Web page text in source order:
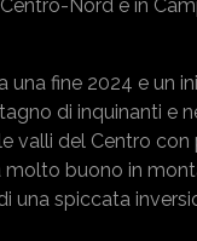
Nord e in
fine 2024 e un
di inquinanti e
valli del Centro
buono in
una spiccata